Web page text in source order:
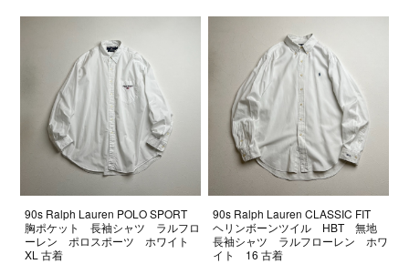
90s Ralph Lauren POLO SPORT
胸ポケット 長袖シャツ ラルフロ
ーレン ポロスポーツ ホワイト
XL 古着
90s Ralph Lauren CLASSIC FIT
ヘリンボーンツイル HBT 無地
長袖シャツ ラルフローレン ホワ
イト 16 古着